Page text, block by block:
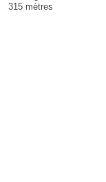
315 mètres